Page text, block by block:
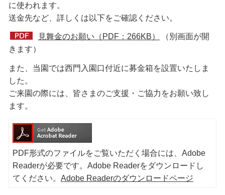
に使われます。
送金先など、詳しくは以下をご確認ください。
見舞金のお願い（PDF：266KB）
（別画面が開
きます）
また、当園では西門入園口付近に募金箱を設置いたしま
した。
ご来園の際には、皆さまのご支援・ご協力をお願い致し
ます。
PDF形式のファイルをご覧いただく場合には、Adobe
Readerが必要です。Adobe Readerをダウンロードし
てください。 Adobe Readerのダウンロードページ